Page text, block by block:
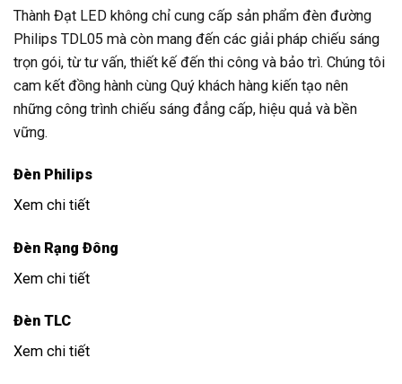
Thành Đạt LED không chỉ cung cấp sản phẩm đèn đường
Philips TDL05 mà còn mang đến các giải pháp chiếu sáng
trọn gói, từ tư vấn, thiết kế đến thi công và bảo trì. Chúng tôi
cam kết đồng hành cùng Quý khách hàng kiến tạo nên
những công trình chiếu sáng đẳng cấp, hiệu quả và bền
vững.
Đèn Philips
Xem chi tiết
Đèn Rạng Đông
Xem chi tiết
Đèn TLC
Xem chi tiết